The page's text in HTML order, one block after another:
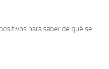
para saber de qué se